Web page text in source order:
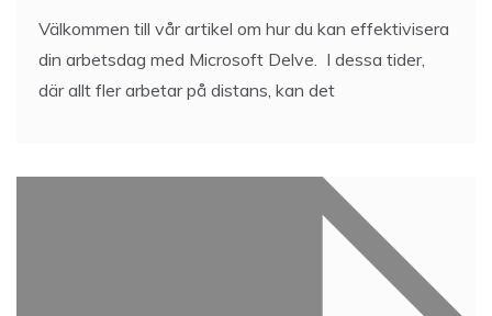
Välkommen till vår artikel om hur du kan effektivisera
din arbetsdag med Microsoft Delve. I dessa tider,
där allt fler arbetar på distans, kan det